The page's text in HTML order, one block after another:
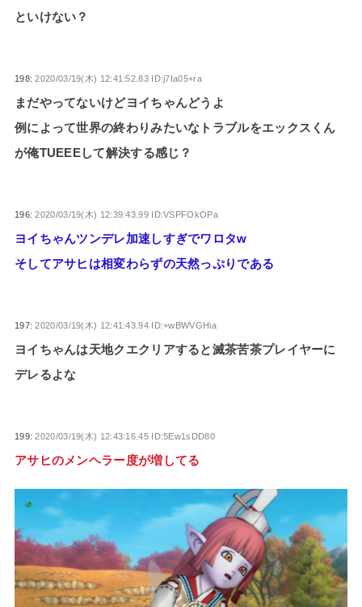
といけない？
198:2020/03/19(木) 12:41:52.83 ID:j7Ia05+ra
まだやってないけどヨイちゃんどうよ
例によって世界の終わりみたいなトラブルをエックスくん
が俺TUEEEして解決する感じ？
196:2020/03/19(木) 12:39:43.99 ID:VSPFOkOPa
ヨイちゃんツンデレ加速しすぎでワロタw
そしてアサヒは相変わらずの天然っぷりである
197:2020/03/19(木) 12:41:43.94 ID:+wBWVGHia
ヨイちゃんは天地クエクリアすると滅茶苦茶プレイヤーに
デレるよな
199:2020/03/19(木) 12:43:16.45 ID:5Ew1sDD80
アサヒのメンヘラー度が増してる